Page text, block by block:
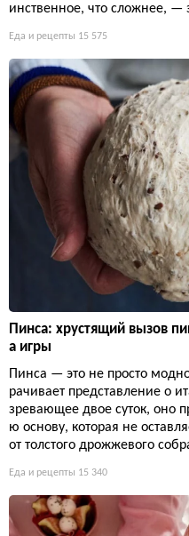
инственное, что сложнее, —
Еда и рецепты 15 575
Пинса: хрустящий вызов
а игры
Пинса — это не просто
рачивает представление о
зревающее двое суток, оно
ю основу, которая не
от толстого дрожжевого
Еда и рецепты 15 340